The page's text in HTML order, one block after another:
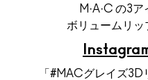
M·A·C の3
ボリュームリッ
「#MACグレイズ3D